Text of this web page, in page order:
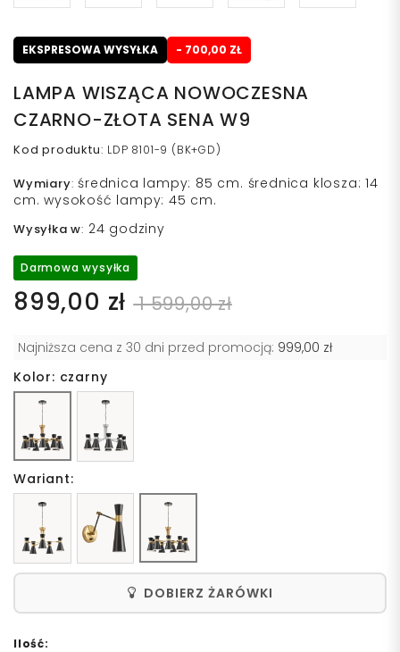
EKSPRESOWA WYSYŁKA - 700,00 ZŁ
LAMPA WISZĄCA NOWOCZESNA
CZARNO-ZŁOTA SENA W9
Kod produktu: LDP 8101-9 (BK+GD)
Wymiary: średnica lampy: 85 cm. średnica klosza: 14
cm. wysokość lampy: 45 cm.
Wysyłka w: 24 godziny
Darmowa wysyłka
899,00 zł 1 599,00 zł
Najniższa cena z 30 dni przed promocją: 999,00 zł
Kolor: czarny
Wariant:
DOBIERZ ŻARÓWKI
Ilość: